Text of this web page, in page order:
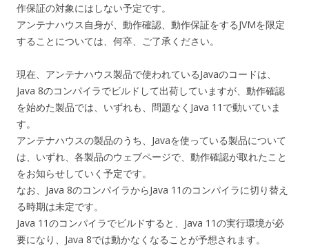
作保証の対象にはしない予定です。
アンテナハウス自身が、動作確認、動作保証をするJVMを限定
することについては、何卒、ご了承ください。
現在、アンテナハウス製品で使われているJavaのコードは、
Java 8のコンパイラでビルドして出荷していますが、動作確認
を始めた製品では、いずれも、問題なくJava 11で動いていま
す。
アンテナハウスの製品のうち、Javaを使っている製品について
は、いずれ、各製品のウェブページで、動作確認が取れたこと
をお知らせしていく予定です。
なお、Java 8のコンパイラからJava 11のコンパイラに切り替え
る時期は未定です。
Java 11のコンパイラでビルドすると、Java 11の実行環境が必
要になり、Java 8では動かなくなることが予想されます。